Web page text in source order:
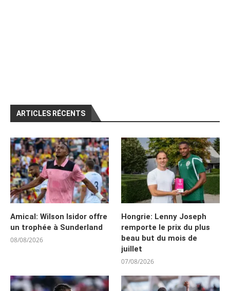
ARTICLES RÉCENTS
Amical: Wilson Isidor offre
un trophée à Sunderland
08/08/2026
Hongrie: Lenny Joseph
remporte le prix du plus
beau but du mois de
juillet
07/08/2026